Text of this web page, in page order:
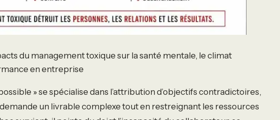
du management toxique sur la santé mentale, le climat
en entreprise
» se spécialise dans l’attribution d’objectifs contradictoires,
un livrable complexe tout en restreignant les ressources